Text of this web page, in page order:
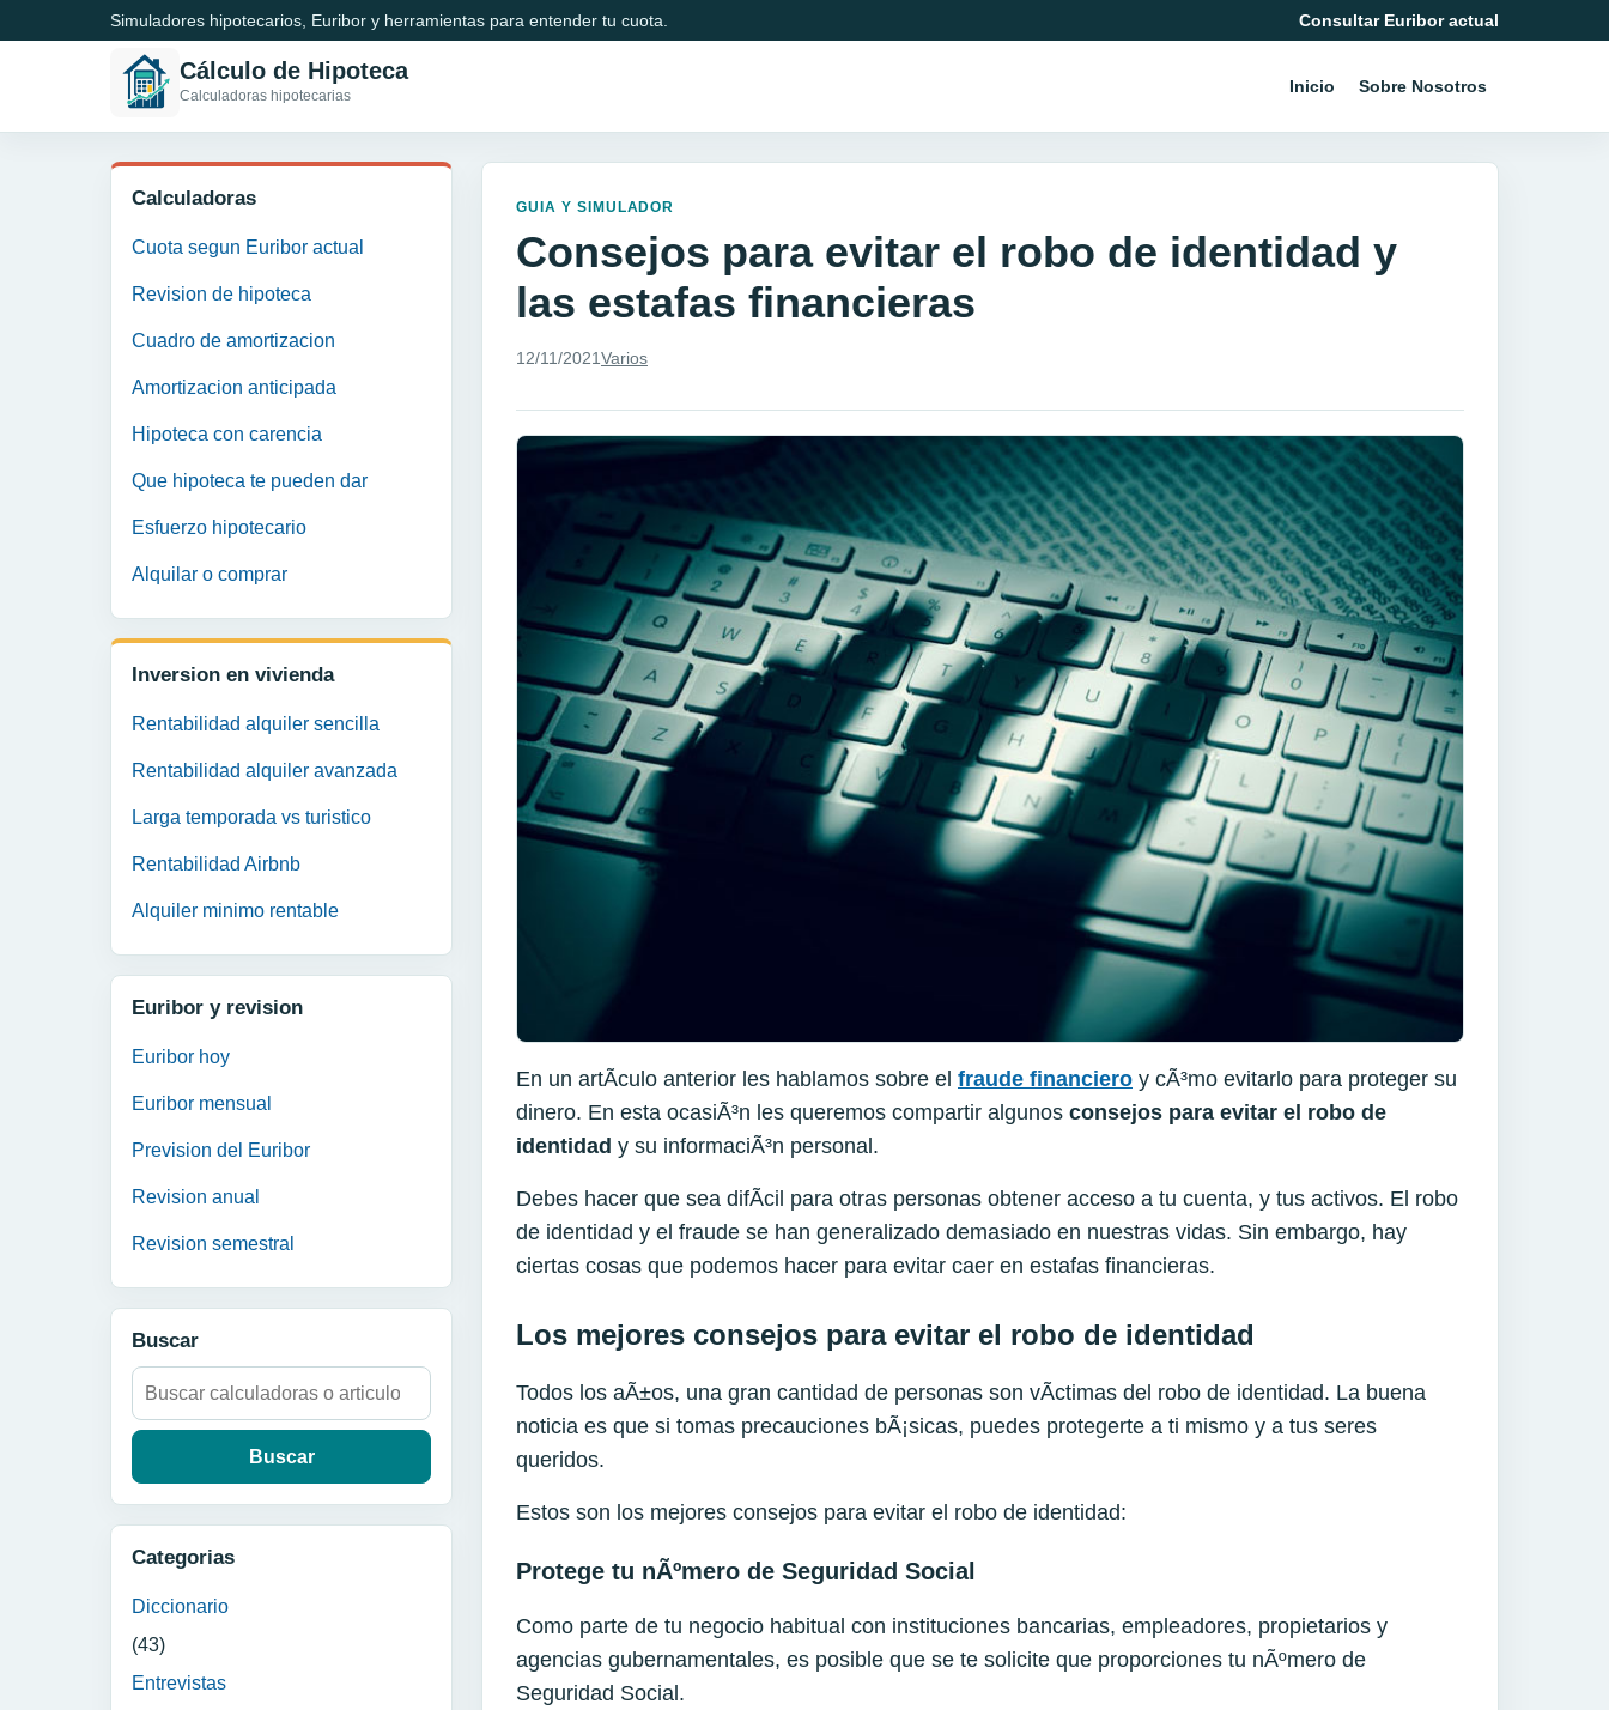
Simuladores hipotecarios, Euribor y herramientas para entender tu cuota. Consultar Euribor actual
Cálculo de Hipoteca
Calculadoras hipotecarias Inicio Sobre Nosotros
Calculadoras
Cuota segun Euribor actual
Revision de hipoteca
Cuadro de amortizacion
Amortizacion anticipada
Hipoteca con carencia
Que hipoteca te pueden dar
Esfuerzo hipotecario
Alquilar o comprar
Inversion en vivienda
Rentabilidad alquiler sencilla
Rentabilidad alquiler avanzada
Larga temporada vs turistico
Rentabilidad Airbnb
Alquiler minimo rentable
Euribor y revision
Euribor hoy
Euribor mensual
Prevision del Euribor
Revision anual
Revision semestral
Buscar
Buscar:
Categorias
Diccionario
(43)
Entrevistas
GUIA Y SIMULADOR
Consejos para evitar el robo de identidad y
las estafas financieras
12/11/2021Varios
En un artÃ­culo anterior les hablamos sobre el fraude financiero y cÃ³mo evitarlo para proteger su
dinero. En esta ocasiÃ³n les queremos compartir algunos consejos para evitar el robo de
identidad y su informaciÃ³n personal.
Debes hacer que sea difÃ­cil para otras personas obtener acceso a tu cuenta, y tus activos. El robo
de identidad y el fraude se han generalizado demasiado en nuestras vidas. Sin embargo, hay
ciertas cosas que podemos hacer para evitar caer en estafas financieras.
Los mejores consejos para evitar el robo de identidad
Todos los aÃ±os, una gran cantidad de personas son vÃ­ctimas del robo de identidad. La buena
noticia es que si tomas precauciones bÃ¡sicas, puedes protegerte a ti mismo y a tus seres
queridos.
Estos son los mejores consejos para evitar el robo de identidad:
Protege tu nÃºmero de Seguridad Social
Como parte de tu negocio habitual con instituciones bancarias, empleadores, propietarios y
agencias gubernamentales, es posible que se te solicite que proporciones tu nÃºmero de
Seguridad Social.